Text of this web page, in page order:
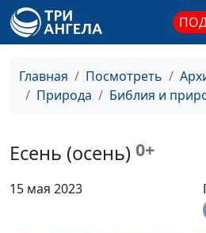
Главная Посмотреть
Природа
Библия и
Есень (осень) 0+
15 мая 2023
Осенняя прогулка (осень)
Любо (осень)
Любо (март)
Краски лета (лето)